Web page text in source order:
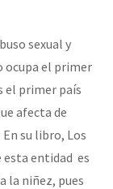
sexual y
ocupa el primer
el primer país
afecta de
su libro, Los
esta entidad es
la niñez, pues